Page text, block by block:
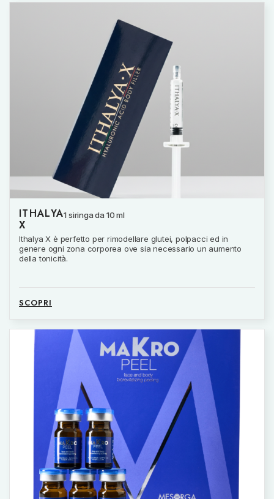
ITHALYA
X
1 siringa da 10 ml
Ithalya X è perfetto per rimodellare glutei, polpacci ed in
genere ogni zona corporea ove sia necessario un aumento
della tonicità.
SCOPRI